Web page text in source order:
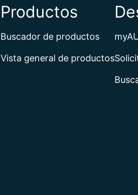
Productos
Buscador de productos
Vista general de productos